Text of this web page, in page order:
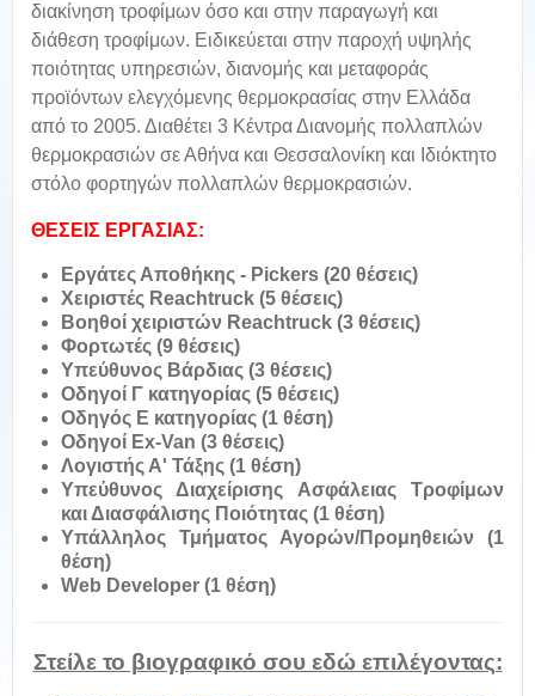
διακίνηση τροφίμων όσο και στην παραγωγή και
διάθεση τροφίμων. Ειδικεύεται στην παροχή υψηλής
ποιότητας υπηρεσιών, διανομής και μεταφοράς
προϊόντων ελεγχόμενης θερμοκρασίας στην Ελλάδα
από το 2005. Διαθέτει 3 Κέντρα Διανομής πολλαπλών
θερμοκρασιών σε Αθήνα και Θεσσαλονίκη και Ιδιόκτητο
στόλο φορτηγών πολλαπλών θερμοκρασιών.
ΘΕΣΕΙΣ ΕΡΓΑΣΙΑΣ:
Εργάτες Αποθήκης - Pickers (20 θέσεις)
Χειριστές Reachtruck (5 θέσεις)
Βοηθοί χειριστών Reachtruck (3 θέσεις)
Φορτωτές (9 θέσεις)
Υπεύθυνος Βάρδιας (3 θέσεις)
Οδηγοί Γ κατηγορίας (5 θέσεις)
Οδηγός Ε κατηγορίας (1 θέση)
Οδηγοί Ex-Van (3 θέσεις)
Λογιστής Α' Τάξης (1 θέση)
Υπεύθυνος Διαχείρισης Ασφάλειας Τροφίμων
και Διασφάλισης Ποιότητας (1 θέση)
Υπάλληλος Τμήματος Αγορών/Προμηθειών (1
θέση)
Web Developer (1 θέση)
Στείλε το βιογραφικό σου εδώ επιλέγοντας: